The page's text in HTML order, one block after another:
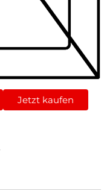
Jetzt kaufen